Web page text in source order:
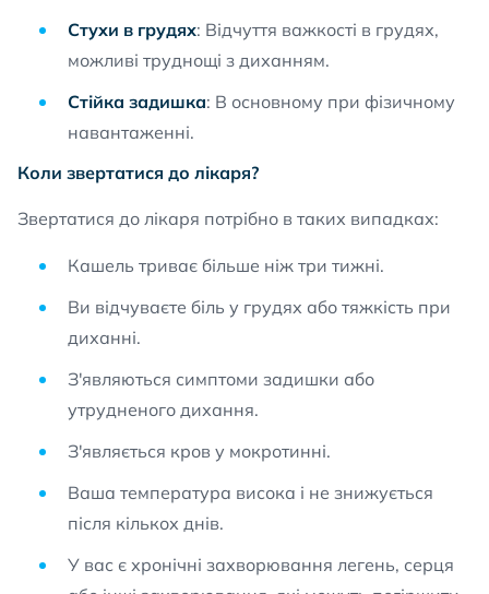
Стухи в грудях: Відчуття важкості в грудях,
можливі труднощі з диханням.
Стійка задишка: В основному при фізичному
навантаженні.
Коли звертатися до лікаря?
Звертатися до лікаря потрібно в таких випадках:
Кашель триває більше ніж три тижні.
Ви відчуваєте біль у грудях або тяжкість при
диханні.
З'являються симптоми задишки або
утрудненого дихання.
З'являється кров у мокротинні.
Ваша температура висока і не знижується
після кількох днів.
У вас є хронічні захворювання легень, серця